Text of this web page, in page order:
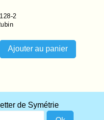
2
de Symétrie